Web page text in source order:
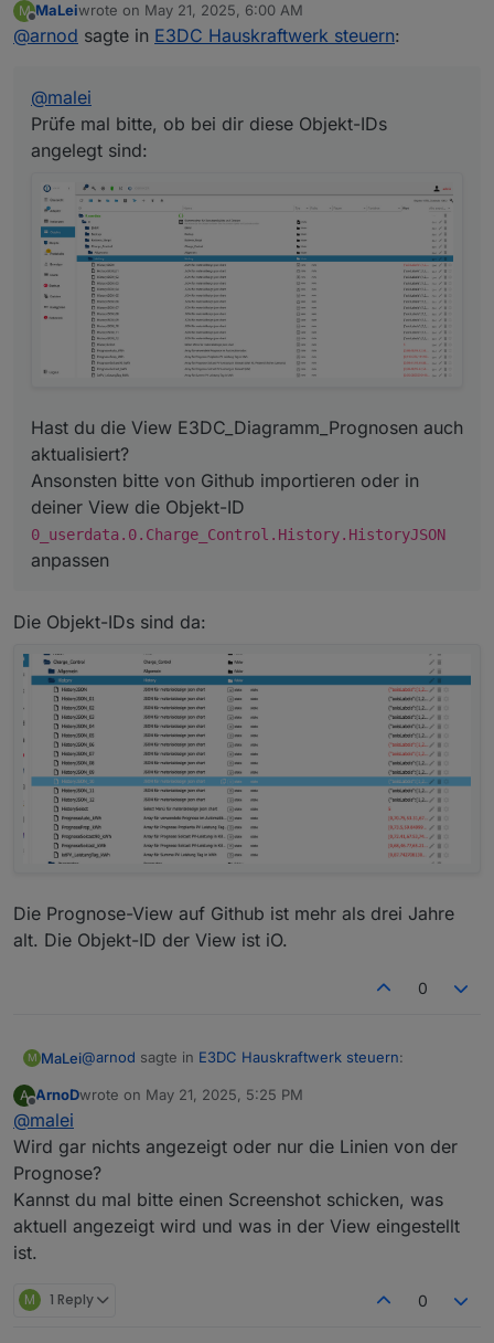
sind:
Hast du die View E3DC_Diagramm_Prognosen auch
aktualisiert?
0_userdata.0.Charge_Control.History.History
JSONanpassen
M
Offline
MaLeiwrote on May 21, 2025, 6:00 AM
last edited by
@arnod sagte in E3DC Hauskraftwerk steuern:
@malei
Prüfe mal bitte, ob bei dir diese Objekt-IDs
angelegt sind:
Hast du die View E3DC_Diagramm_Prognosen auch
aktualisiert?
Ansonsten bitte von Github importieren oder in
deiner View die Objekt-ID
0_userdata.0.Charge_Control.History.HistoryJSON
anpassen
Die Objekt-IDs sind da:
Die Prognose-View auf Github ist mehr als drei Jahre
alt. Die Objekt-ID der View ist iO.
0
M MaLei@arnod sagte in E3DC Hauskraftwerk steuern:
Prüfe mal bitte, ob bei dir diese Objekt-IDs
angelegt sind:
Die Objekt-IDs sind da:
Die Prognose-View auf Github ist mehr als drei Jahre
alt. Die Objekt-ID der View ist iO.
A
Offline
ArnoDwrote on May 21, 2025, 5:25 PM
last edited by
@malei
Wird gar nichts angezeigt oder nur die Linien von der
Prognose?
Kannst du mal bitte einen Screenshot schicken, was
aktuell angezeigt wird und was in der View eingestellt
ist.
M 1 Reply 0